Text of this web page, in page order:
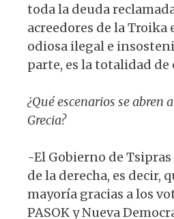
toda la deuda
acreedores de la Troika
odiosa ilegal e
parte, es la totalidad de
¿Qué escenarios se abren
Grecia?
-El Gobierno de
de la derecha, es decir,
mayoría gracias a los
PASOK y Nueva